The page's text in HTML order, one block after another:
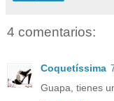
4 comentarios:
Coquetíssima
Guapa, tienes